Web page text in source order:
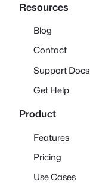
Resources
Blog
Contact
Support Docs
Get Help
Product
Features
Pricing
Use Cases